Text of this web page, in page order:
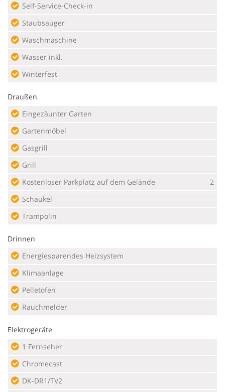
Self-Service-Check-in
Staubsauger
Waschmaschine
Wasser inkl.
Winterfest
Draußen
Eingezäunter Garten
Gartenmöbel
Gasgrill
Grill
Kostenloser Parkplatz auf dem Gelände
2
Schaukel
Trampolin
Drinnen
Energiesparendes Heizsystem
Klimaanlage
Pelletofen
Rauchmelder
Elektrogeräte
1 Fernseher
Chromecast
DK-DR1/TV2